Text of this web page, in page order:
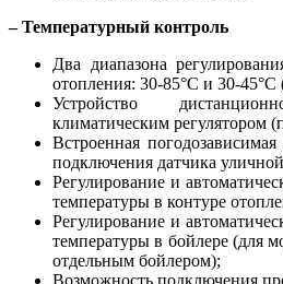
– Температурный контроль
Два диапазона
отопления: 30-85°С и 30-
Устройство
климатическим регулятором
Встроенная
подключения датчика
Регулирование и
температуры в контуре
Регулирование и
температуры в бойлере (для
отдельным бойлером);
Возможность подключения